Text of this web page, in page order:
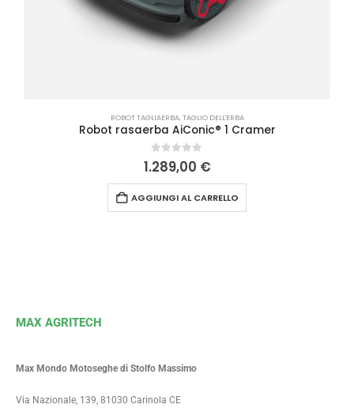
ROBOT TAGLIAERBA,TAGLIO DELL'ERBA
Robot rasaerba AiConic® 1 Cramer
0Su 5
1.289,00 €
AGGIUNGI AL CARRELLO
MAX AGRITECH
Max Mondo Motoseghe di Stolfo Massimo
Via Nazionale, 139, 81030 Carinola CE